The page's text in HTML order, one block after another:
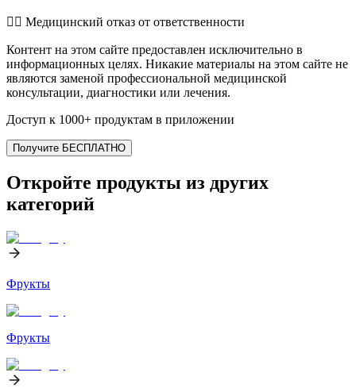
👨‍⚕️️ Медицинский отказ от ответственности
Контент на этом сайте предоставлен исключительно в
информационных целях. Никакие материалы на этом сайте не
являются заменой профессиональной медицинской
консультации, диагностики или лечения.
Доступ к 1000+ продуктам в приложении
Получите БЕСПЛАТНО
Откройте продукты из других
категорий
Фрукты
Фрукты